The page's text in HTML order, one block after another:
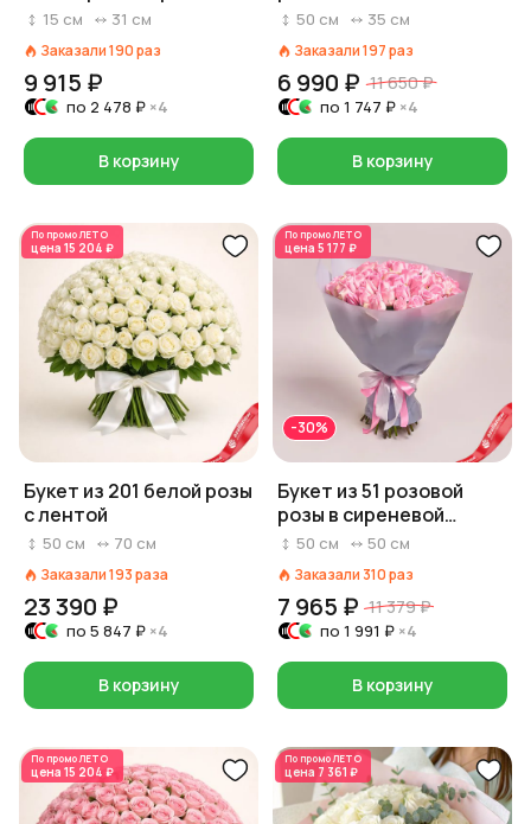
форме сердца
15 см 31 см
Заказали190раз
9 915 ₽
по 2 478 ₽ ×4
В корзину
Россия
50 см 35 см
Заказали197раз
6 990 ₽ 11 650 ₽
по 1 747 ₽ ×4
В корзину
По промоЛЕТО
цена 15 204 ₽
Букет из 201 белой розы
с лентой
50 см 70 см
Заказали193раза
23 390 ₽
по 5 847 ₽ ×4
В корзину
По промоЛЕТО
цена 5 177 ₽
-30%
Букет из 51 розовой
розы в сиреневой
пленке, Эквадор, 50 см
50 см 50 см
Заказали 310раз
7 965 ₽ 11 379 ₽
по 1 991 ₽ ×4
В корзину
По промоЛЕТО
цена 15 204 ₽
По промоЛЕТО
цена 7 361 ₽